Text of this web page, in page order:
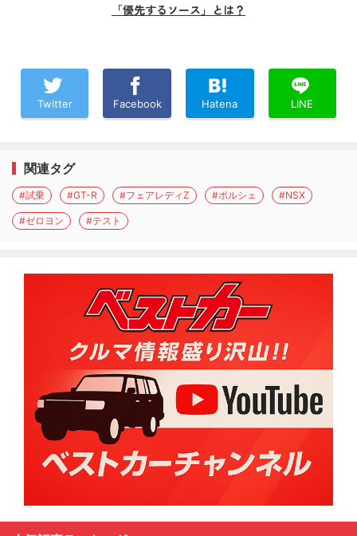
「優先するソース」とは？
Twitter Facebook Hatena LINE
関連タグ
#試乗 #GT-R #フェアレディZ #ポルシェ #NSX
#ゼロヨン #テスト